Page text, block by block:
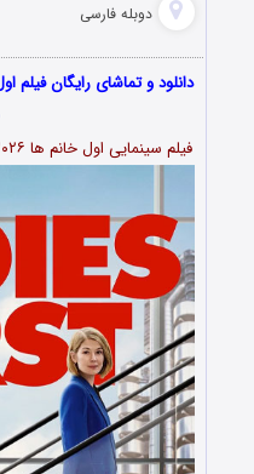
دوبله فارسی
فیلم سینمایی اول خانم ها ۲۰۲۶ با کیفیت 1080p & 720p & 480p